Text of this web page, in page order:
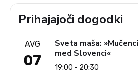
Prihajajoči dogodki
AVG
07
Sveta maša: »Mučenci
med Slovenci«
19:00 - 20:30